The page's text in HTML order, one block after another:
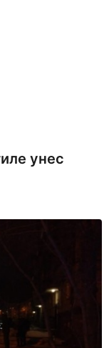
унес